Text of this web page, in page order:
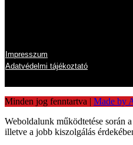
Impresszum
Adatvédelmi tájékoztató
Minden jog fenntartva | Made by
Weboldalunk működtetése során
illetve a jobb kiszolgálás